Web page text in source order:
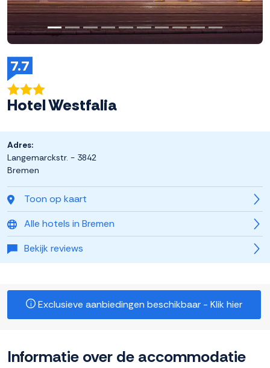
7.7
Hotel Westfalia
Toon op kaart
Alle hotels in Bremen
Bekijk reviews
Adres:
Langemarckstr. - 3842
Bremen
Exclusieve aanbiedingen beschikbaar - Klik hier
Informatie over de accommodatie